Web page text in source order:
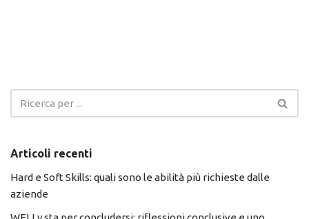
Articoli recenti
Hard e Soft Skills: quali sono le abilità più richieste dalle
aziende